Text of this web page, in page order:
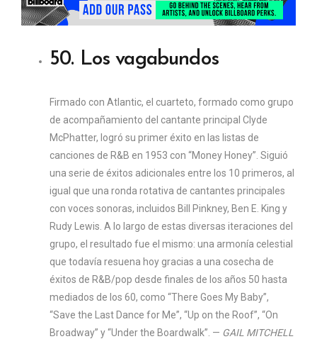
50. Los vagabundos
Firmado con Atlantic, el cuarteto, formado como grupo
de acompañamiento del cantante principal Clyde
McPhatter, logró su primer éxito en las listas de
canciones de R&B en 1953 con “Money Honey”. Siguió
una serie de éxitos adicionales entre los 10 primeros, al
igual que una ronda rotativa de cantantes principales
con voces sonoras, incluidos Bill Pinkney, Ben E. King y
Rudy Lewis. A lo largo de estas diversas iteraciones del
grupo, el resultado fue el mismo: una armonía celestial
que todavía resuena hoy gracias a una cosecha de
éxitos de R&B/pop desde finales de los años 50 hasta
mediados de los 60, como “There Goes My Baby”,
“Save the Last Dance for Me”, “Up on the Roof”, “On
Broadway” y “Under the Boardwalk”. — GAIL MITCHELL